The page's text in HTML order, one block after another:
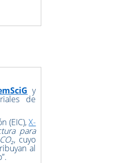
y
de
(EIC),X-
para
, cuyo
al